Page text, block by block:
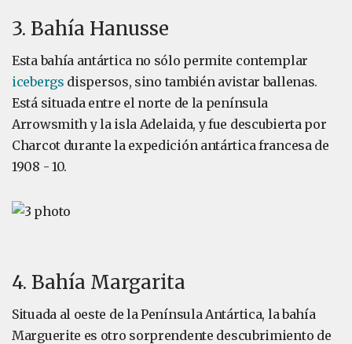
3. Bahía Hanusse
Esta bahía antártica no sólo permite contemplar
icebergs dispersos, sino también avistar ballenas.
Está situada entre el norte de la península
Arrowsmith y la isla Adelaida, y fue descubierta por
Charcot durante la expedición antártica francesa de
1908 - 10.
4. Bahía Margarita
Situada al oeste de la Península Antártica, la bahía
Marguerite es otro sorprendente descubrimiento de